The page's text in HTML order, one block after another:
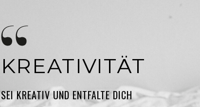
KREATIVITÄT
SEI KREATIV UND ENTFALTE DICH